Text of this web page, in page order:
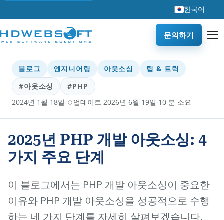
한국어
문의하기
블로그 엔지니어링 아웃소싱
팁 & 트릭
#아웃소싱
#PHP
2024년 1월 18일· 업데이트 2026년 6월 19일·10 분 소요
2025년 PHP 개발 아웃소싱: 4
가지 주요 단계
이 블로그에서는 PHP 개발 아웃소싱이 중요한
이유와 PHP 개발 아웃소싱을 성공적으로 수행
하는 네 가지 단계를 자세히 살펴보겠습니다.